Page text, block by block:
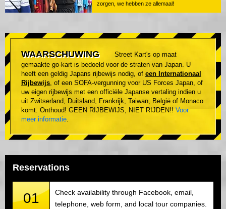
zorgen, we hebben ze allemaal!
WAARSCHUWING
Street Kart's op maat
gemaakte go-kart is bedoeld voor de straten van Japan. U
heeft een geldig Japans rijbewijs nodig, of een Internationaal
Rijbewijs, of een SOFA-vergunning voor US Forces Japan, of
uw eigen rijbewijs met een officiële Japanse vertaling indien u
uit Zwitserland, Duitsland, Frankrijk, Taiwan, België of Monaco
komt. Onthoud! GEEN RIJBEWIJS, NIET RIJDEN!! Voor
meer informatie.
Reservations
01
Check availability through Facebook, email,
telephone, web form, and local tour companies.